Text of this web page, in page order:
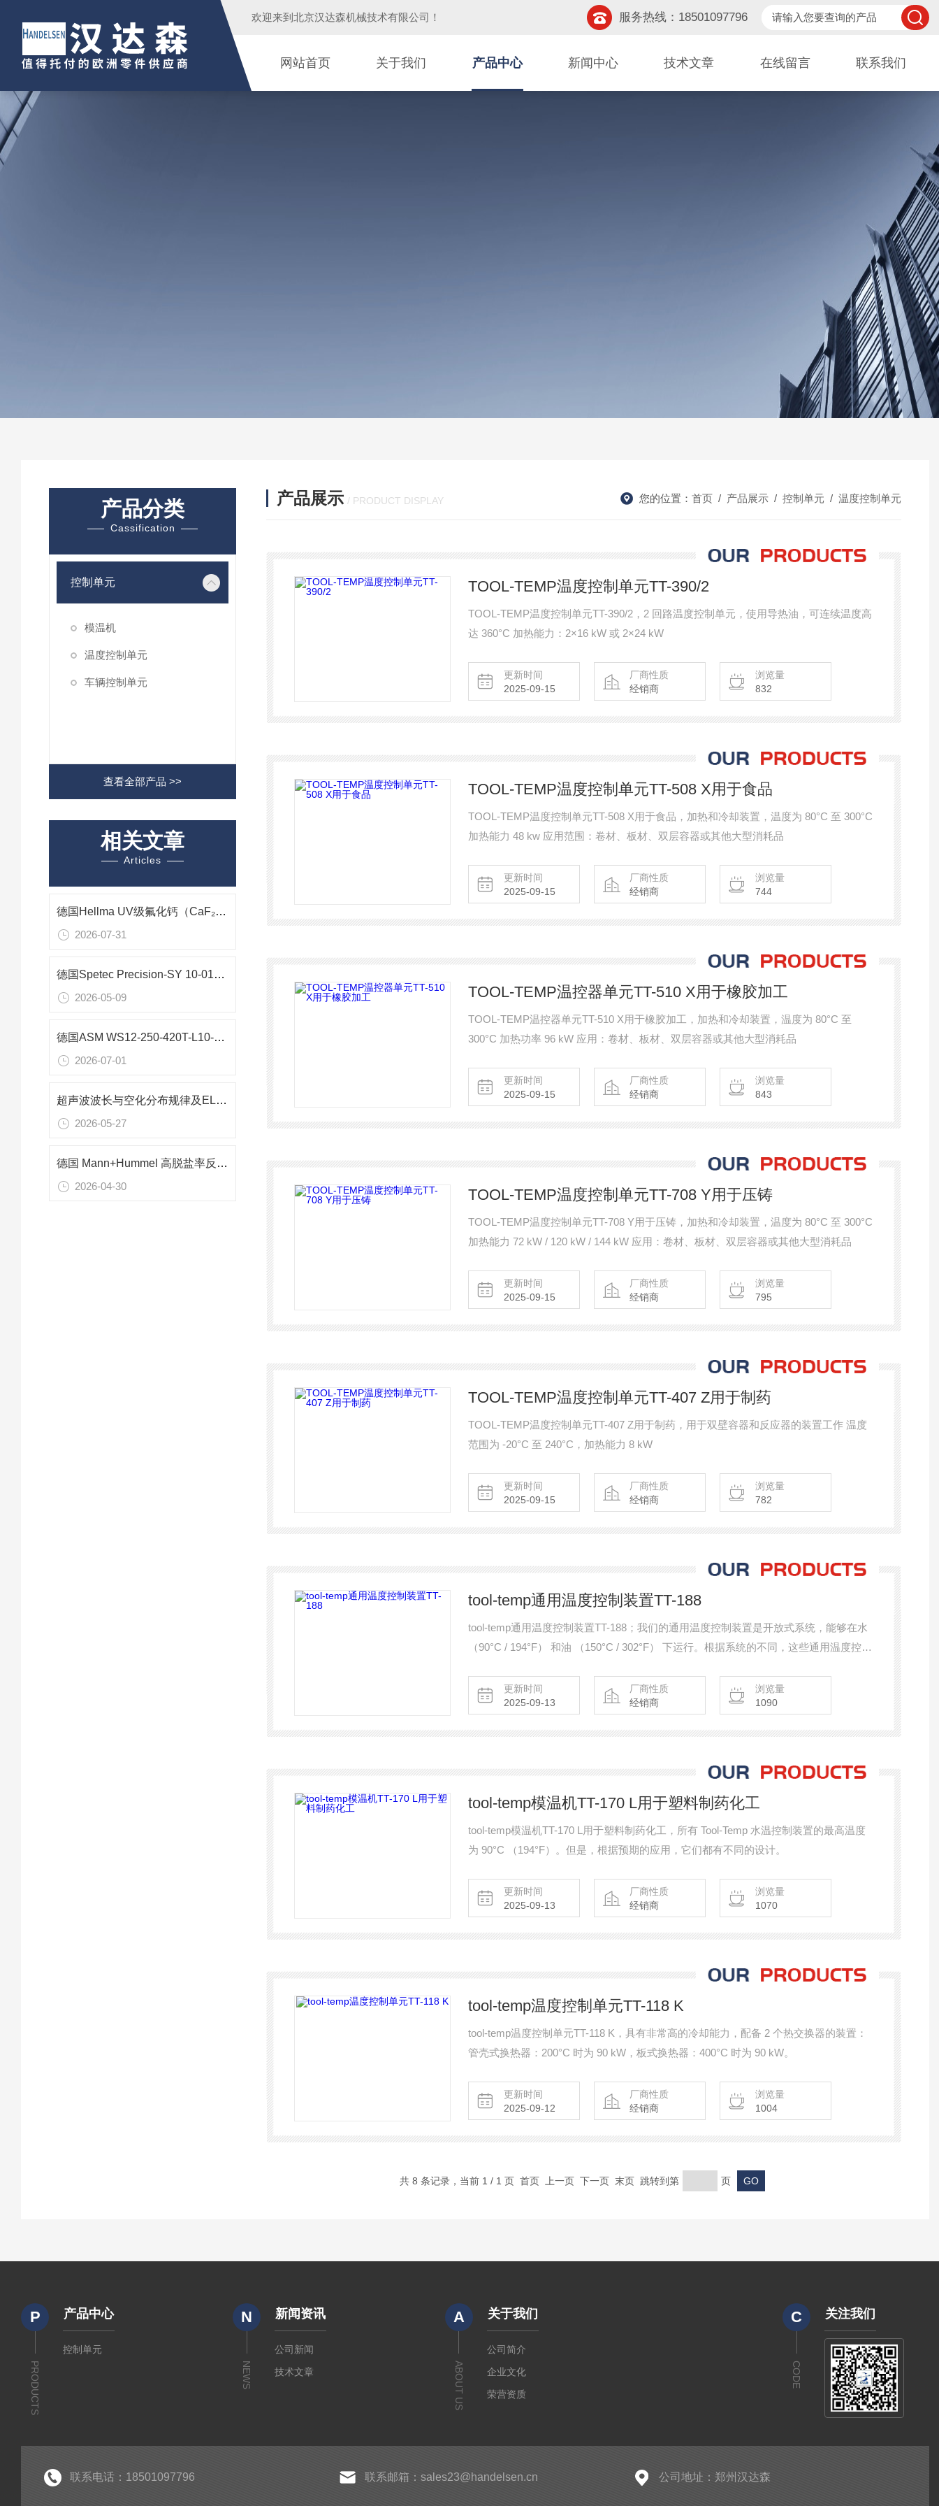
欢迎来到 北京汉达森机械技术有限公司 ！ 服务热线：18501097796
网站首页 关于我们 产品中心 新闻中心 技术文章 在线留言 联系我们
产品分类
Cassification
控制单元
模温机
温度控制单元
车辆控制单元
查看全部产品 >>
相关文章
Articles
德国Hellma UV级氟化钙（CaF₂）单晶：193–400nm紫外波段成像光学应用研究
2026-07-31
德国Spetec Precision-SY 10-0102内置注射器泵：微体积计量精密解决方案
2026-05-09
德国ASM WS12-250-420T-L10-SB0-M12-NIL1位移传感器在机床滑台定位中的应用
2026-07-01
超声波波长与空化分布规律及ELMA超声波清洗机的优化设计
2026-05-27
德国 Mann+Hummel 高脱盐率反渗透膜 BR34-8040 在工业高纯水中的应用
2026-04-30
产品展示 / PRODUCT DISPLAY 您的位置： 首页 / 产品展示 / 控制单元 / 温度控制单元
TOOL-TEMP温度控制单元TT-390/2
TOOL-TEMP温度控制单元TT-390/2，2 回路温度控制单元，使用导热油，可连续温度高
达 360°C 加热能力：2×16 kW 或 2×24 kW
更新时间
2025-09-15
厂商性质
经销商
浏览量
832
TOOL-TEMP温度控制单元TT-508 X用于食品
TOOL-TEMP温度控制单元TT-508 X用于食品，加热和冷却装置，温度为 80°C 至 300°C
加热能力 48 kw 应用范围：卷材、板材、双层容器或其他大型消耗品
更新时间
2025-09-15
厂商性质
经销商
浏览量
744
TOOL-TEMP温控器单元TT-510 X用于橡胶加工
TOOL-TEMP温控器单元TT-510 X用于橡胶加工，加热和冷却装置，温度为 80°C 至
300°C 加热功率 96 kW 应用：卷材、板材、双层容器或其他大型消耗品
更新时间
2025-09-15
厂商性质
经销商
浏览量
843
TOOL-TEMP温度控制单元TT-708 Y用于压铸
TOOL-TEMP温度控制单元TT-708 Y用于压铸，加热和冷却装置，温度为 80°C 至 300°C
加热能力 72 kW / 120 kW / 144 kW 应用：卷材、板材、双层容器或其他大型消耗品
更新时间
2025-09-15
厂商性质
经销商
浏览量
795
TOOL-TEMP温度控制单元TT-407 Z用于制药
TOOL-TEMP温度控制单元TT-407 Z用于制药，用于双壁容器和反应器的装置工作 温度
范围为 -20°C 至 240°C，加热能力 8 kW
更新时间
2025-09-15
厂商性质
经销商
浏览量
782
tool-temp通用温度控制装置TT-188
tool-temp通用温度控制装置TT-188；我们的通用温度控制装置是开放式系统，能够在水
（90°C / 194°F） 和油 （150°C / 302°F） 下运行。根据系统的不同，这些通用温度控制
更新时间
2025-09-13
厂商性质
经销商
浏览量
1090
tool-temp模温机TT-170 L用于塑料制药化工
tool-temp模温机TT-170 L用于塑料制药化工，所有 Tool-Temp 水温控制装置的最高温度
为 90°C （194°F）。但是，根据预期的应用，它们都有不同的设计。
更新时间
2025-09-13
厂商性质
经销商
浏览量
1070
tool-temp温度控制单元TT-118 K
tool-temp温度控制单元TT-118 K，具有非常高的冷却能力，配备 2 个热交换器的装置：
管壳式换热器：200°C 时为 90 kW，板式换热器：400°C 时为 90 kW。
更新时间
2025-09-12
厂商性质
经销商
浏览量
1004
共 8 条记录，当前 1 / 1 页 首页 上一页 下一页 末页 跳转到第 页
P
PRODUCTS
产品中心
控制单元
N
NEWS
新闻资讯
公司新闻
技术文章
A
ABOUT US
关于我们
公司简介
企业文化
荣营资质
C
CODE
关注我们
联系电话：18501097796 联系邮箱：sales23@handelsen.cn 公司地址：郑州汉达森